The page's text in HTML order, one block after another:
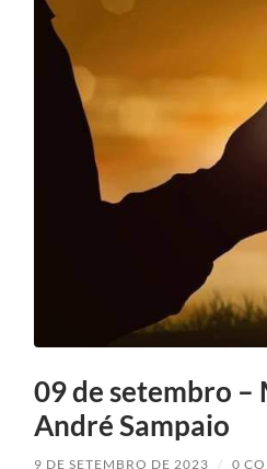
09 de setembro –
André Sampaio
9 DE SETEMBRO DE 2023 / 0